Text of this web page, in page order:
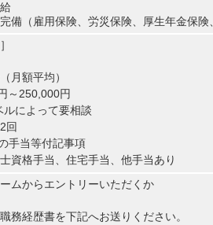
備（雇用保険、労災保険、厚生年金保険
月額平均）
～250,000円
ルによって要相談
回
手当等付記事項
資格手当、住宅手当、他手当あり
ムからエントリーいただくか
務経歴書を下記へお送りください。